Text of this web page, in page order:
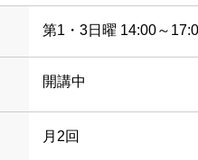
第1・3日曜 14:00～
開講中
月2回